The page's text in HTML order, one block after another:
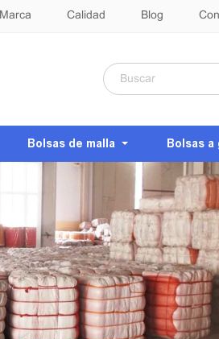
Marca Calidad Blog
Bolsas de malla Bolsas a